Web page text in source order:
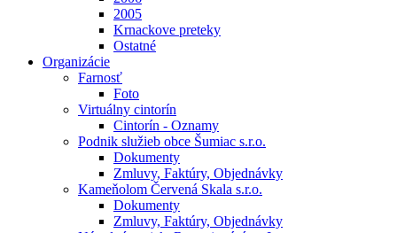
2005
Krnackove preteky
Ostatné
Organizácie
Farnosť
Foto
Virtuálny cintorín
Cintorín - Oznamy
Podnik služieb obce Šumiac s.r.o.
Dokumenty
Zmluvy, Faktúry, Objednávky
Kameňolom Červená Skala s.r.o.
Dokumenty
Zmluvy, Faktúry, Objednávky